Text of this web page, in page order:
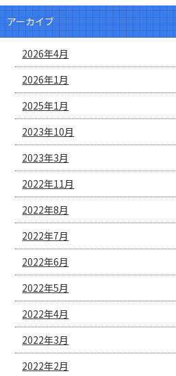
アーカイブ
2026年4月
2026年1月
2025年1月
2023年10月
2023年3月
2022年11月
2022年8月
2022年7月
2022年6月
2022年5月
2022年4月
2022年3月
2022年2月